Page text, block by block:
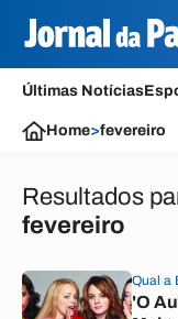
Últimas Notícias
Home>fevereiro
Resultados
fevereiro
Qual a
'O